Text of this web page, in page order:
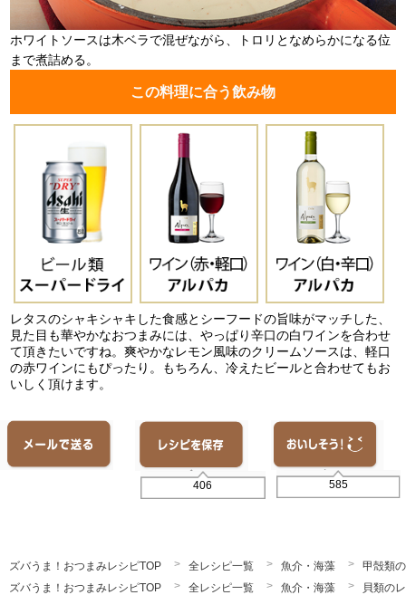
ホワイトソースは木ベラで混ぜながら、トロリとなめらかになる位
まで煮詰める。
この料理に合う飲み物
レタスのシャキシャキした食感とシーフードの旨味がマッチした、
見た目も華やかなおつまみには、やっぱり辛口の白ワインを合わせ
て頂きたいですね。爽やかなレモン風味のクリームソースは、軽口
の赤ワインにもぴったり。もちろん、冷えたビールと合わせてもお
いしく頂けます。
406 585
ズバうま！おつまみレシピTOP 全レシピ一覧 魚介・海藻
甲殻類
ズバうま！おつまみレシピTOP
全レシピ一覧 魚介・海藻
貝類の